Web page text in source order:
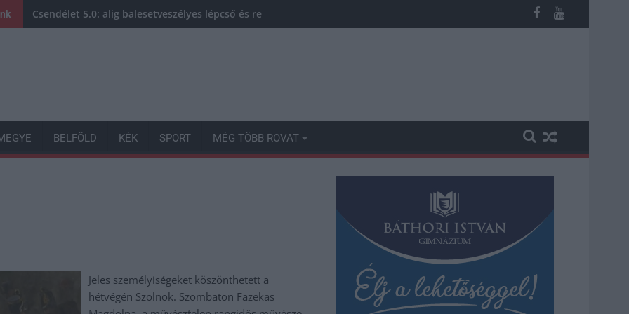
Csendélet 5.0: alig balesetveszélyes lépcső és remek állapotban levő buszmegálló mutatja, hogy Szolnok mennyire élhető
BELFÖLD KÉK SPORT MÉG TÖBB ROVAT
Jeles személyiségeket köszönthetett a
hétvégén Szolnok. Szombaton Fazekas